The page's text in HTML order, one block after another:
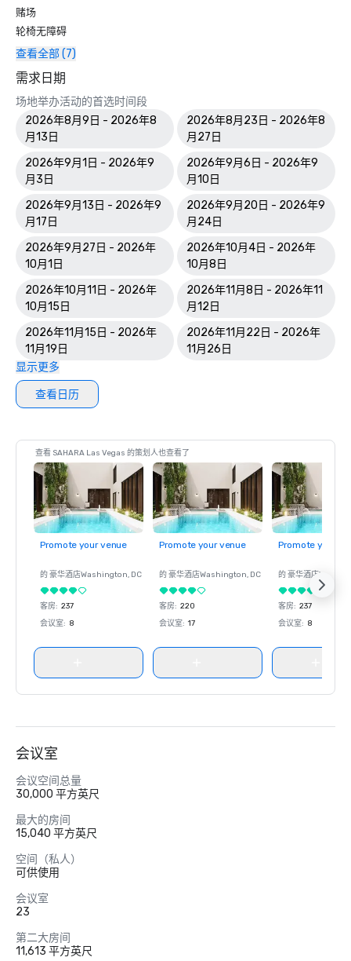
赌场
轮椅无障碍
查看全部 (7)
需求日期
场地举办活动的首选时间段
2026年8月9日 - 2026年8
月13日
2026年8月23日 - 2026年8
月27日
2026年9月1日 - 2026年9
月3日
2026年9月6日 - 2026年9
月10日
2026年9月13日 - 2026年9
月17日
2026年9月20日 - 2026年9
月24日
2026年9月27日 - 2026年
10月1日
2026年10月4日 - 2026年
10月8日
2026年10月11日 - 2026年
10月15日
2026年11月8日 - 2026年11
月12日
2026年11月15日 - 2026年
11月19日
2026年11月22日 - 2026年
11月26日
显示更多
查看日历
查看 SAHARA Las Vegas 的策划人也查看了
Promote your venue
的 豪华酒店Washington, DC
客房: 237
会议室: 8
Promote your venue
的 豪华酒店Washington, DC
客房: 220
会议室: 17
Promote your
的 豪华酒店
客房: 237
会议室: 8
会议室
会议空间总量
30,000 平方英尺
最大的房间
15,040 平方英尺
空间（私人）
可供使用
会议室
23
第二大房间
11,613 平方英尺